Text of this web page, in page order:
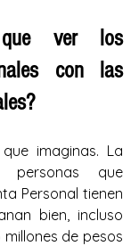
ver los
con las
imaginas. La
que
Personal tienen
bien, incluso
de pesos